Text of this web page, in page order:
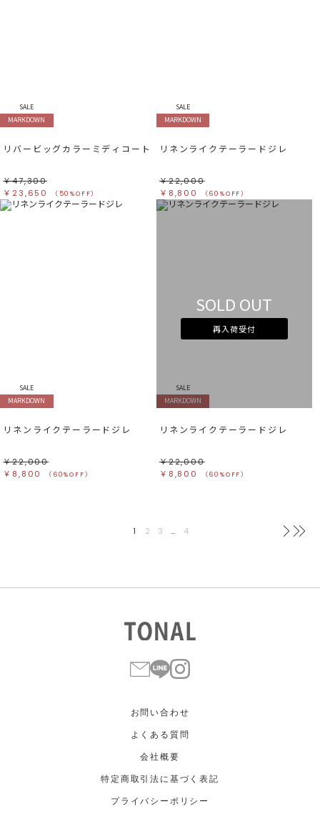
SALE
MARKDOWN
リバービッグカラーミディコート
￥47,300
￥23,650
（50%OFF）
SALE
MARKDOWN
リネンライクテーラードジレ
￥22,000
￥8,800
（60%OFF）
SALE
MARKDOWN
リネンライクテーラードジレ
￥22,000
￥8,800
（60%OFF）
SOLD OUT
再入荷受付
SALE
MARKDOWN
リネンライクテーラードジレ
￥22,000
￥8,800
（60%OFF）
1 2 3 … 4 次へ
お問い合わせ
よくある質問
会社概要
特定商取引法に基づく表記
プライバシーポリシー